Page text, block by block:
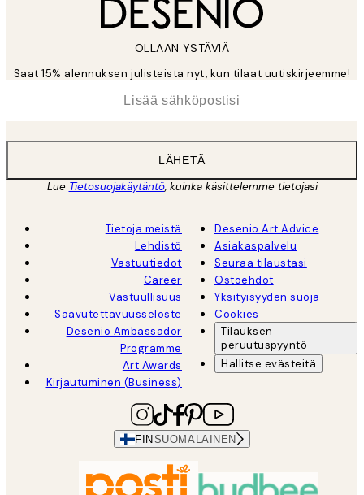
OLLAAN YSTÄVIÄ
Saat 15% alennuksen julisteista nyt, kun tilaat uutiskirjeemme!
LÄHETÄ
Lue Tietosuojakäytäntö, kuinka käsittelemme tietojasi
Tietoja meistä
Lehdistö
Vastuutiedot
Career
Vastuullisuus
Saavutettavuusseloste
Desenio Ambassador
Programme
Art Awards
Kirjautuminen (Business)
Desenio Art Advice
Asiakaspalvelu
Seuraa tilaustasi
Ostoehdot
Yksityisyyden suoja
Cookies
Tilauksen
peruutuspyyntö
Hallitse evästeitä
FIN SUOMALAINEN